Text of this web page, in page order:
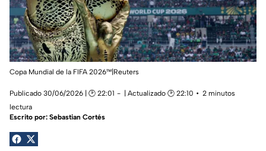
Copa Mundial de la FIFA 2026™|Reuters
Publicado 30/06/2026 | 🕑 22:01 | Actualizado 🕑 22:10
2 minutos
lectura
Escrito por: Sebastian Cortés